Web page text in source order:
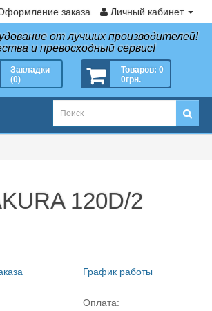
заказа Личный кабинет
от лучших производителей!
и превосходный сервис!
Закладки
(0)
Товаров: 0
0грн.
120D/2
График работы
Оплата: